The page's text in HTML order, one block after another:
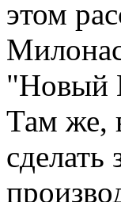
этом
"Новый
Там же,
сделать